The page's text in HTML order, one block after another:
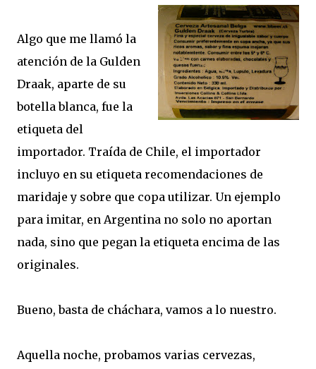
Algo que me llamó la
atención de la Gulden
Draak, aparte de su
botella blanca, fue la
etiqueta del
importador. Traída de Chile, el importador
incluyo en su etiqueta recomendaciones de
maridaje y sobre que copa utilizar. Un ejemplo
para imitar, en Argentina no solo no aportan
nada, sino que pegan la etiqueta encima de las
originales.
Bueno, basta de cháchara, vamos a lo nuestro.
Aquella noche, probamos varias cervezas,